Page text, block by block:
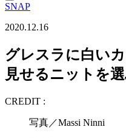
SNAP
2020.12.16
グレスラに白い
見せるニットを
CREDIT :
写真／Massi Ninni